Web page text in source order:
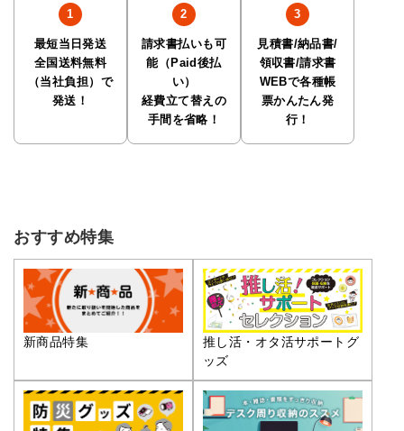
最短当日発送
全国送料無料
（当社負担）で
発送！
請求書払いも可
能（Paid後払
い）
経費立て替えの
手間を省略！
見積書/納品書/
領収書/請求書
WEBで各種帳
票かんたん発
行！
おすすめ特集
新商品特集
推し活・オタ活サポートグ
ッズ